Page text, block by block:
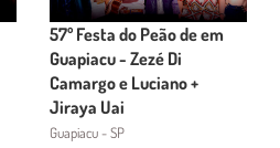
57º Festa do Peão de em
Guapiacu - Zezé Di
Camargo e Luciano +
Jiraya Uai
Guapiacu - SP